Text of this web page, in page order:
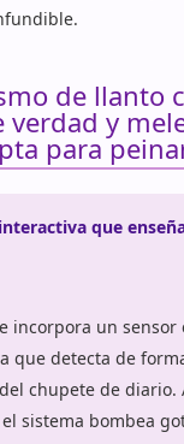
de llanto
verdad y
para
que
incorpora un sensor
que detecta de
chupete de diario.
sistema bombea